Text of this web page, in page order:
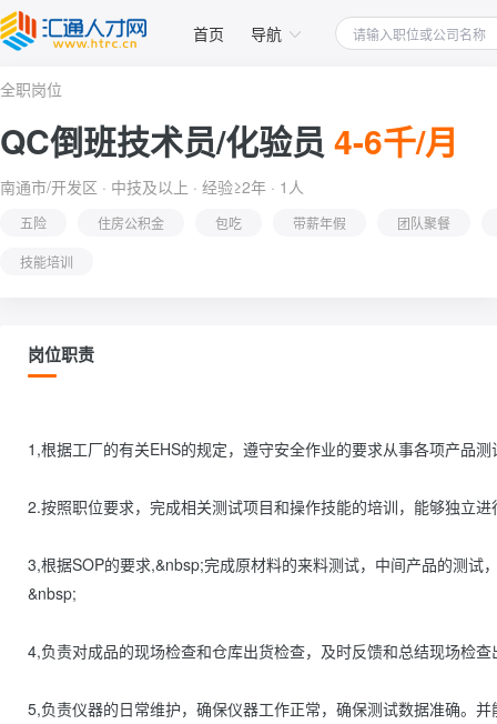
首页 导航
全职岗位
QC倒班技术员/化验员 4-6千/月
南通市/开发区 · 中技及以上 · 经验≥2年 · 1人
五险 住房公积金 包吃 带薪年假 团队聚餐
技能培训
岗位职责
1,根据工厂的有关EHS的规定，遵守安全作业的要求从事各项产品
2.按照职位要求，完成相关测试项目和操作技能的培训，能够独立进
3,根据SOP的要求,&nbsp;完成原材料的来料测试，中间产品的测
&nbsp;
4,负责对成品的现场检查和仓库出货检查，及时反馈和总结现场检
5,负责仪器的日常维护，确保仪器工作正常，确保测试数据准确。